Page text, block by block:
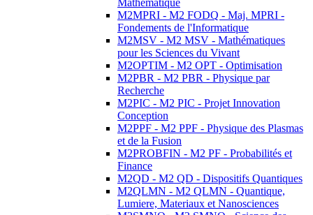
Mathématique
M2MPRI - M2 FODQ - Maj. MPRI -
Fondements de l'Informatique
M2MSV - M2 MSV - Mathématiques
pour les Sciences du Vivant
M2OPTIM - M2 OPT - Optimisation
M2PBR - M2 PBR - Physique par
Recherche
M2PIC - M2 PIC - Projet Innovation
Conception
M2PPF - M2 PPF - Physique des Plasmas
et de la Fusion
M2PROBFIN - M2 PF - Probabilités et
Finance
M2QD - M2 QD - Dispositifs Quantiques
M2QLMN - M2 QLMN - Quantique,
Lumiere, Materiaux et Nanosciences